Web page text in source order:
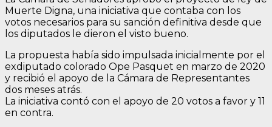
Muerte Digna, una iniciativa que contaba con los
votos necesarios para su sanción definitiva desde que
los diputados le dieron el visto bueno.
La propuesta había sido impulsada inicialmente por el
exdiputado colorado Ope Pasquet en marzo de 2020
y recibió el apoyo de la Cámara de Representantes
dos meses atrás.
La iniciativa contó con el apoyo de 20 votos a favor y 11
en contra.